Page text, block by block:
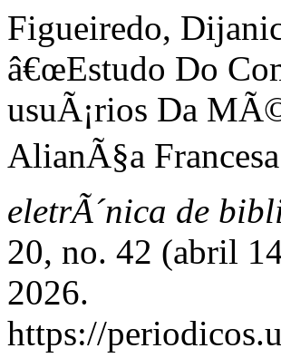
Figueiredo,
â€œEstudo Do
usuÃ¡rios Da
AlianÃ§a
eletrÃ´nica de
20, no. 42 (abril
2026.
https://